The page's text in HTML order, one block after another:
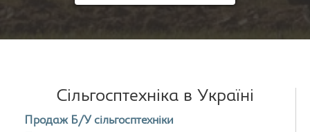
Сільгосптехніка в Україні
Продаж Б/У сільгосптехніки